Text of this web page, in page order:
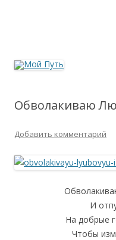
Обволакиваю
Добавить комментарий
И
На добрые
Чтобы